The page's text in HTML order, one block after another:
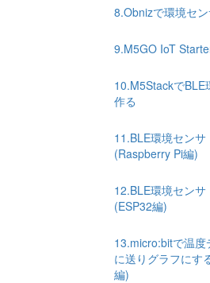
8.Obnizで環境セ
9.M5GO IoT
10.M5StackでBLE
作る
11.BLE環境センサ
(Raspberry Pi編)
12.BLE環境センサ
(ESP32編)
13.micro:bitで温
に送りグラフにす
編)